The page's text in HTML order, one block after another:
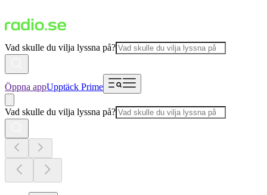
Vad skulle du vilja lyssna på?
Öppna appUpptäck Prime
Vad skulle du vilja lyssna på?